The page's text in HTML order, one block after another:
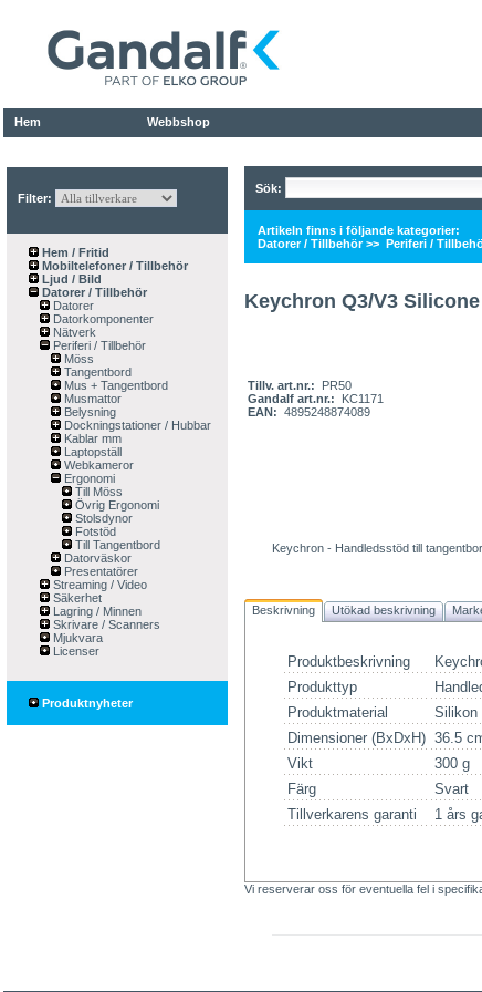
Hem Webbshop
Filter:
Hem / Fritid
Mobiltelefoner / Tillbehör
Ljud / Bild
Datorer / Tillbehör
Datorer
Datorkomponenter
Nätverk
Periferi / Tillbehör
Möss
Tangentbord
Mus + Tangentbord
Musmattor
Belysning
Dockningstationer / Hubbar
Kablar mm
Laptopställ
Webkameror
Ergonomi
Till Möss
Övrig Ergonomi
Stolsdynor
Fotstöd
Till Tangentbord
Datorväskor
Presentatörer
Streaming / Video
Säkerhet
Lagring / Minnen
Skrivare / Scanners
Mjukvara
Licenser
Produktnyheter
Sök:
Artikeln finns i följande kategorier:
Datorer / Tillbehör>> Periferi /
Keychron Q3/V3
Tillv. art.nr.:
PR50
Gandalf art.nr.:
KC1171
EAN: 4895248874089
Keychron - Handledsstöd till
Beskrivning Utökad beskrivning
Produktbeskrivning
Produkttyp
Produktmaterial
Silikon
Dimensioner (BxDxH) 36.5
Vikt
300 g
Färg
Svart
Tillverkarens garanti
1 års
Vi reserverar oss för eventuella fel i